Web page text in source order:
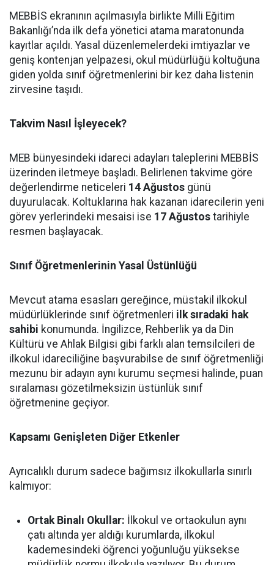
MEBBİS ekranının açılmasıyla birlikte Milli Eğitim
Bakanlığı’nda ilk defa yönetici atama maratonunda
kayıtlar açıldı. Yasal düzenlemelerdeki imtiyazlar ve
geniş kontenjan yelpazesi, okul müdürlüğü koltuğuna
giden yolda sınıf öğretmenlerini bir kez daha listenin
zirvesine taşıdı.
Takvim Nasıl İşleyecek?
MEB bünyesindeki idareci adayları taleplerini MEBBİS
üzerinden iletmeye başladı. Belirlenen takvime göre
değerlendirme neticeleri 14 Ağustos günü
duyurulacak. Koltuklarına hak kazanan idarecilerin yeni
görev yerlerindeki mesaisi ise 17 Ağustos tarihiyle
resmen başlayacak.
Sınıf Öğretmenlerinin Yasal Üstünlüğü
Mevcut atama esasları gereğince, müstakil ilkokul
müdürlüklerinde sınıf öğretmenleri ilk sıradaki hak
sahibi konumunda. İngilizce, Rehberlik ya da Din
Kültürü ve Ahlak Bilgisi gibi farklı alan temsilcileri de
ilkokul idareciliğine başvurabilse de sınıf öğretmenliği
mezunu bir adayın aynı kurumu seçmesi halinde, puan
sıralaması gözetilmeksizin üstünlük sınıf
öğretmenine geçiyor.
Kapsamı Genişleten Diğer Etkenler
Ayrıcalıklı durum sadece bağımsız ilkokullarla sınırlı
kalmıyor:
Ortak Binalı Okullar: İlkokul ve ortaokulun aynı
çatı altında yer aldığı kurumlarda, ilkokul
kademesindeki öğrenci yoğunluğu yüksekse